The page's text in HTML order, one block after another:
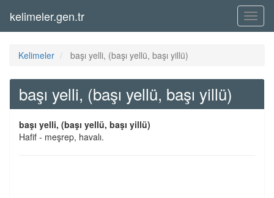
Menü
kelimeler.gen.tr
Kelimeler başı yelli, (başı yellü, başı yillü)
başı yelli, (başı yellü, başı yillü)
başı yelli, (başı yellü, başı yillü)
Hafif - meşrep, havalı.